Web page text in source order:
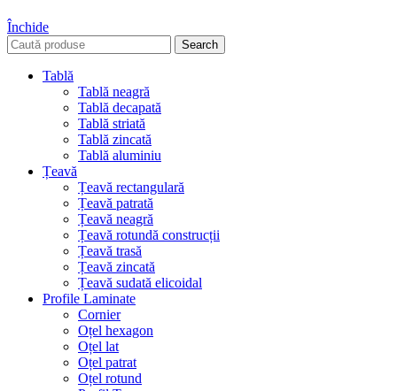
Închide
Search
Tablă
Tablă neagră
Tablă decapată
Tablă striată
Tablă zincată
Tablă aluminiu
Țeavă
Țeavă rectangulară
Țeavă patrată
Țeavă neagră
Țeavă rotundă construcții
Țeavă trasă
Țeavă zincată
Țeavă sudată elicoidal
Profile Laminate
Cornier
Oțel hexagon
Oțel lat
Oțel patrat
Oțel rotund